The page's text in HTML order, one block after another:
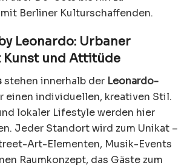
Berliner Kulturschaffenden.
Leonardo: Urbaner
Kunst und Attitüde
stehen innerhalb der Leonardo-
einen individuellen, kreativen Stil.
lokaler Lifestyle werden hier
Jeder Standort wird zum Unikat –
Art-Elementen, Musik-Events
Raumkonzept, das Gäste zum